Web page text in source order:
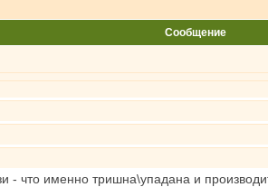
Сообщение
- что именно тришна\упадана и